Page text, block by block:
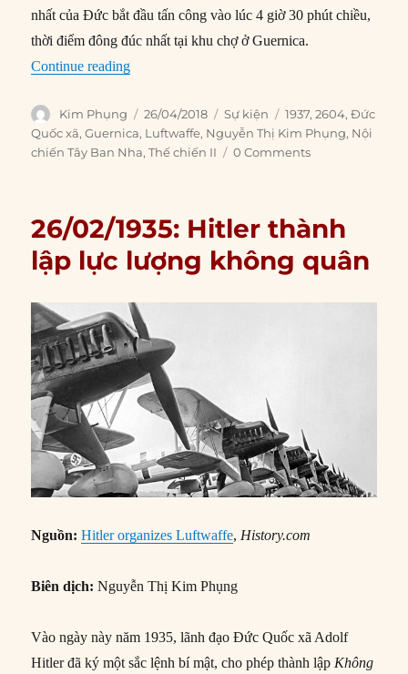
nhất của Đức bắt đầu tấn công vào lúc 4 giờ 30 phút chiều,
thời điểm đông đúc nhất tại khu chợ ở Guernica.
Continue reading“26/04/1937: Đức Quốc Xã thử nghiệm lực
Author
Kim Phụng
Posted
on
26/04/2018 Categories
Sự kiện Tags
1937,2604,Đức
Quốc xã,Guernica, Luftwaffe, Nguyễn Thị Kim Phụng, Nội
chiến Tây Ban Nha,Thế chiến II 0 Comments
26/02/1935: Hitler thành
lập lực lượng không quân
Nguồn: Hitler organizes Luftwaffe, History.com
Biên dịch: Nguyễn Thị Kim Phụng
Vào ngày này năm 1935, lãnh đạo Đức Quốc xã Adolf
Hitler đã ký một sắc lệnh bí mật, cho phép thành lập Không